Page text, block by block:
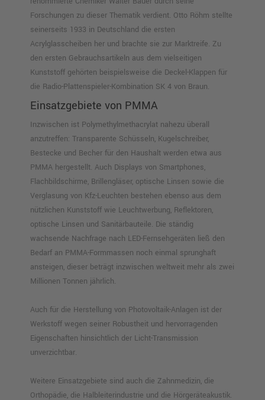
Forschungen zu dieser Thematik verdient. Otto Röhm stellte
seinerseits 1933 in Deutschland die ersten
Acrylglasscheiben her und brachte sie zur Marktreife. Zu
den ersten Gebrauchsartikeln aus dem vielseitigen
Kunststoff gehörten beispielsweise die Deckel-Klappen für
die Radio-Plattenspieler-Kombination SK 4 von Braun.
Einsatzgebiete von PMMA
Inzwischen ist Polymethylmethacrylat nahezu überall
anzutreffen: Transparente Schüsseln, Kugelschreiber,
Bestecke und Becher für den Haushalt werden etwa aus
PMMA hergestellt. Auch Displays von Smartphones,
Flachbildschirme, Brillengläser, optische Linsen sowie die
Verglasung von Kfz-Leuchten bestehen ebenso aus dem
nützlichen Kunststoff wie Leuchtwerbung, Reflektoren,
optische Linsen und Sanitärbauteile. Die ständig
wachsende Nachfrage nach LED-Fernsehgeräten ließ den
Bedarf an PMMA-Formmassen noch einmal sprunghaft
ansteigen, dieser beträgt inzwischen weltweit mehr als zwei
Millionen Tonnen jährlich.
Auch für die Herstellung von Photovoltaik-Anlagen ist der
Werkstoff wegen seiner Robustheit und hervorragenden
Eigenschaften hinsichtlich der Licht-Transmission
unverzichtbar.
Weitere Einsatzgebiete sind auch die Zahnmedizin, die
Orthopädie, die Halbleiterindustrie und die Hörgeräteakustik.